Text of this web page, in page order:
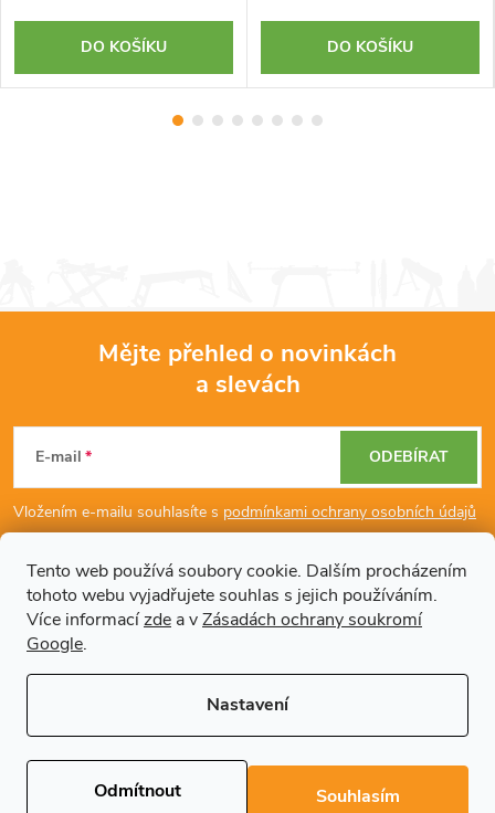
Tento web používá soubory cookie. Dalším procházením
tohoto webu vyjadřujete souhlas s jejich používáním.
Více informacízde a vZásadách ochrany soukromí
Google.
Nastavení
Odmítnout Souhlasím
DO KOŠÍKU DO KOŠÍKU
p
Mějte přehled o novinkách
a slevách
E-mail
Vložením e-mailu souhlasíte s podmínkami ochrany osobních údajů
ODEBÍRAT
Dodatečné informace
Copyright 2026Regals.cz. Všechna práva vyhrazena.Upravit nastavení
cookies